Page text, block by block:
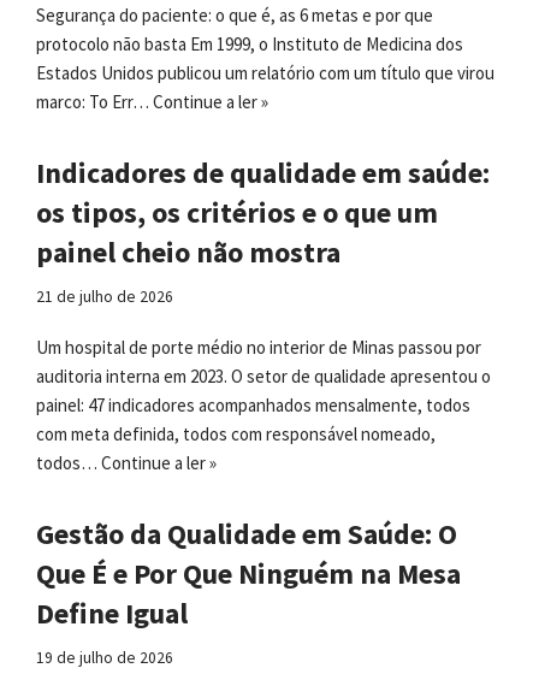
Segurança do paciente: o que é, as 6 metas e por que
protocolo não basta Em 1999, o Instituto de Medicina dos
Estados Unidos publicou um relatório com um título que virou
marco: To Err… Continue a ler »
Indicadores de qualidade em saúde:
os tipos, os critérios e o que um
painel cheio não mostra
21 de julho de 2026
Um hospital de porte médio no interior de Minas passou por
auditoria interna em 2023. O setor de qualidade apresentou o
painel: 47 indicadores acompanhados mensalmente, todos
com meta definida, todos com responsável nomeado,
todos… Continue a ler »
Gestão da Qualidade em Saúde: O
Que É e Por Que Ninguém na Mesa
Define Igual
19 de julho de 2026